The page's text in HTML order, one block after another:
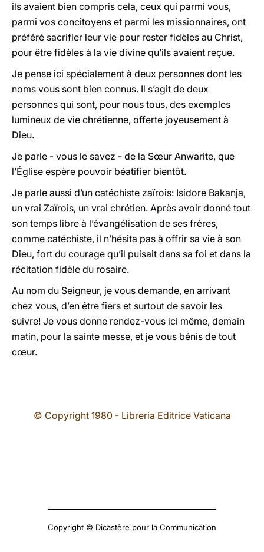
ils avaient bien compris cela, ceux qui parmi vous,
parmi vos concitoyens et parmi les missionnaires, ont
préféré sacrifier leur vie pour rester fidèles au Christ,
pour être fidèles à la vie divine qu’ils avaient reçue.
Je pense ici spécialement à deux personnes dont les
noms vous sont bien connus. Il s’agit de deux
personnes qui sont, pour nous tous, des exemples
lumineux de vie chrétienne, offerte joyeusement à
Dieu.
Je parle - vous le savez - de la Sœur Anwarite, que
l’Église espère pouvoir béatifier bientôt.
Je parle aussi d’un catéchiste zaïrois: Isidore Bakanja,
un vrai Zaïrois, un vrai chrétien. Après avoir donné tout
son temps libre à l’évangélisation de ses frères,
comme catéchiste, il n’hésita pas à offrir sa vie à son
Dieu, fort du courage qu’il puisait dans sa foi et dans la
récitation fidèle du rosaire.
Au nom du Seigneur, je vous demande, en arrivant
chez vous, d’en être fiers et surtout de savoir les
suivre! Je vous donne rendez-vous ici même, demain
matin, pour la sainte messe, et je vous bénis de tout
cœur.
© Copyright 1980 - Libreria Editrice Vaticana
Copyright © Dicastère pour la Communication